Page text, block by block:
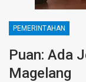
PEMERINTAHAN
Puan: Ada
Magelang